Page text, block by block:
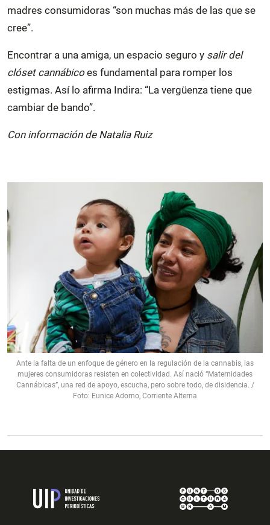
madres consumidoras “son muchas más de las que se
cree”.
Encontrar a una amiga, un espacio seguro y salir del
clóset cannábicoes fundamental para romper los
estigmas. Así lo afirma Indira: “La vergüenza tiene que
cambiar de bando”.
Con información de Natalia Ruiz
Ante la falta de un enfoque de género en la regulación de la cannabis, las
mujeres consumidoras resisten en colectividad. Así nació “Maternidades
Cannábicas”, una red de apoyo, escucha, pero sobre todo, de disidencia. /
Foto: Eunice Adorno, Corriente Alterna